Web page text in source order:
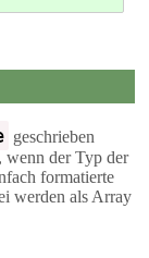
geschrieben
wenn der Typ der
formatierte
werden als Array